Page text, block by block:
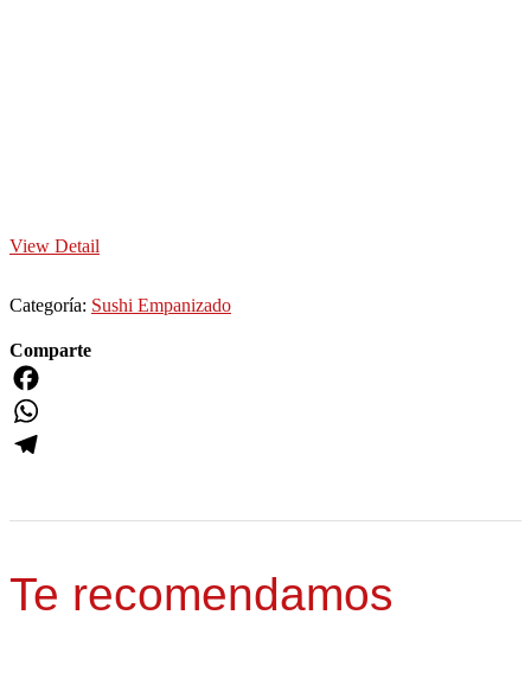
View Detail
Categoría: Sushi Empanizado
Comparte
Facebook
WhatsApp
Te recomendamos